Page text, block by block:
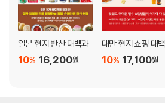
소프트크림 / 즌다모치 파르페 / 흑마늘 아이
지산 소프트크림 / 쓰바메산조철 아이스·일
동소바 자판기 쓰유맛 소프트 / 가마타마 소프
아가리 소프트
일본 현지 반찬 대백과
16,200원
10%
대만 현지 쇼핑 대
17,100원
10%